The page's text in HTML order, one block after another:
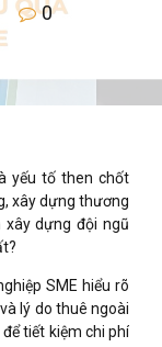
0
yếu tố then chốt
xây dựng thương
xây dựng đội ngũ
SME hiểu rõ
lý do thuê ngoài
tiết kiệm chi phí